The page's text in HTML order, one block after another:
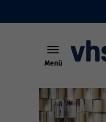
Menü